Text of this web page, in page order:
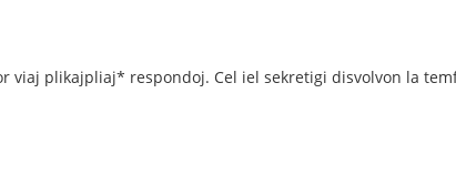
viaj plikajpliaj* respondoj. Cel iel sekretigi disvolvon la